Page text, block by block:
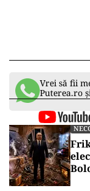
Vrei să fii
Puterea.ro